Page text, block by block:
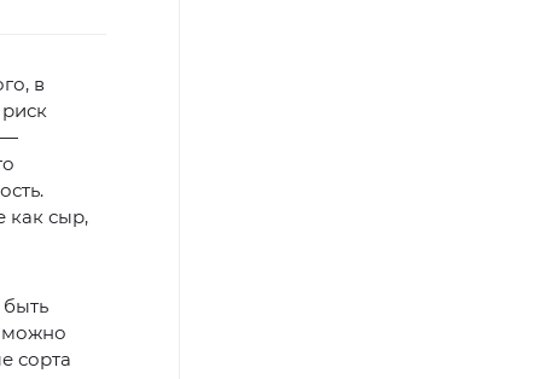
в
—
как сыр,
можно
сорта